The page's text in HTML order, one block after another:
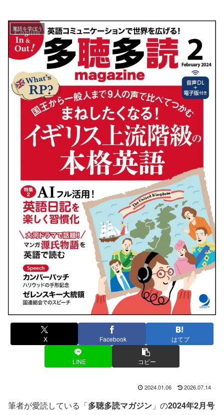
英語を学ぼう
X Facebook はてブ
LINE コピー
2024.01.06 2026.07.14
筆者が愛読している「多聴多読マガジン 」の2024年2月号